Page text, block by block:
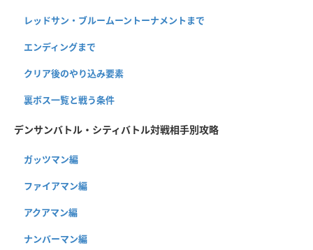
レッドサン・ブルームーントーナメントまで
エンディングまで
クリア後のやり込み要素
裏ボス一覧と戦う条件
デンサンバトル・シティバトル対戦相手別攻略
ガッツマン編
ファイアマン編
アクアマン編
ナンバーマン編